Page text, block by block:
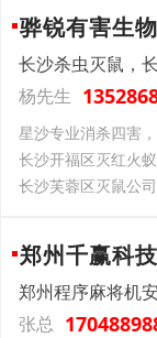
骅锐有害生
长沙杀虫灭鼠，
杨先生
星沙专业消杀四害
长沙开福区灭红火
长沙芙蓉区灭鼠公
郑州千赢科
郑州程序麻将机
张总